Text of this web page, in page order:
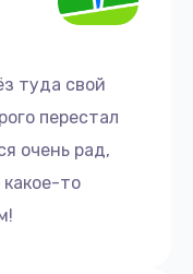
туда свой
перестал
очень рад,
то